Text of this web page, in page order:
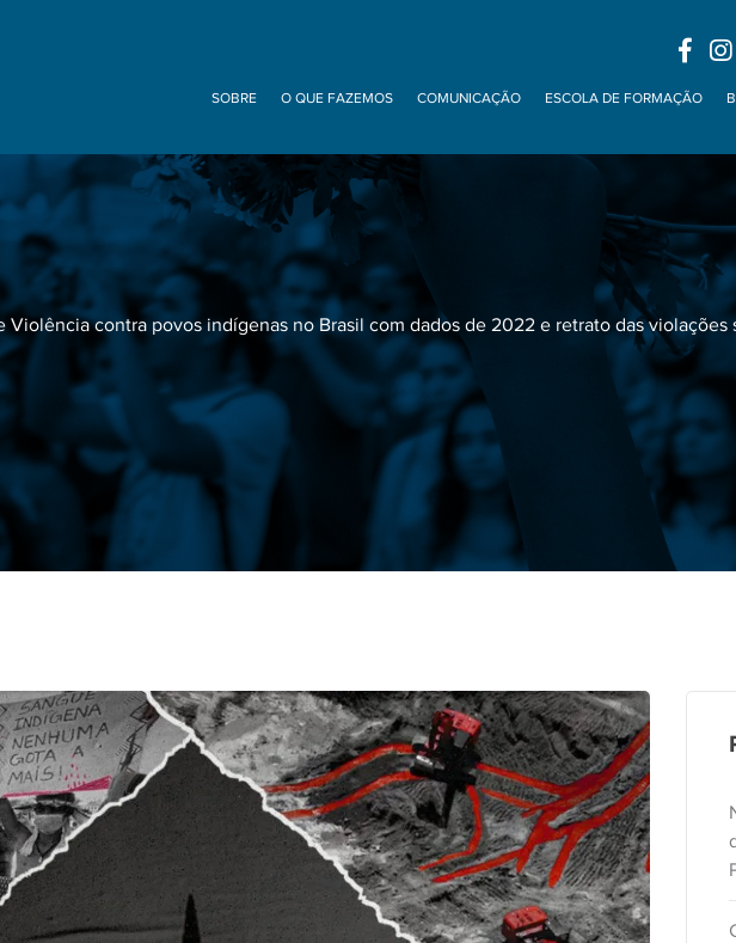
SOBRE O QUE FAZEMOS COMUNICAÇÃO ESCOLA DE FORMAÇÃO
Violência contra povos indígenas no Brasil com dados de 2022 e retrato das violações